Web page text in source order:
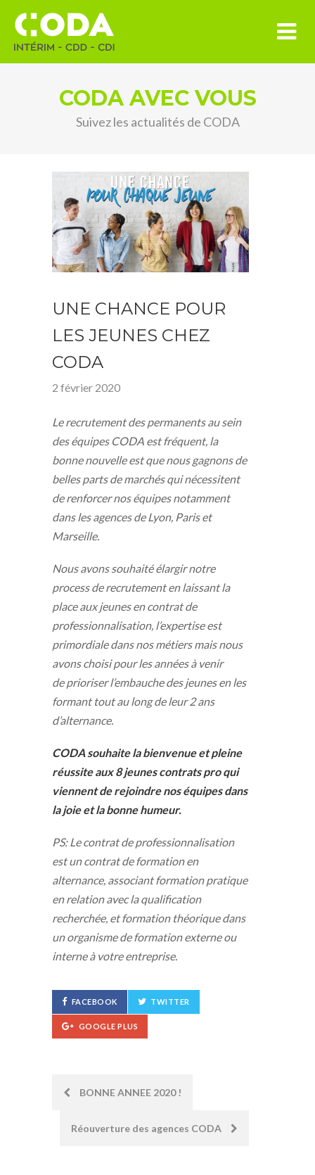
CODA AVEC VOUS
Suivez les actualités de CODA
UNE CHANCE POUR
LES JEUNES CHEZ
CODA
2 février 2020
Le recrutement des permanents au sein
des équipes CODA est fréquent, la
bonne nouvelle est que nous gagnons de
belles parts de marchés qui nécessitent
de renforcer nos équipes notamment
dans les agences de Lyon, Paris et
Marseille.
Nous avons souhaité élargir notre
process de recrutement en laissant la
place aux jeunes en contrat de
professionnalisation, l’expertise est
primordiale dans nos métiers mais nous
avons choisi pour les années à venir
de prioriser l’embauche des jeunes en les
formant tout au long de leur 2 ans
d’alternance.
CODA souhaite la bienvenue et pleine
réussite aux 8 jeunes contrats pro qui
viennent de rejoindre nos équipes dans
la joie et la bonne humeur.
PS: Le contrat de professionnalisation
est un contrat de formation en
alternance, associant formation pratique
en relation avec la qualification
recherchée, et formation théorique dans
un organisme de formation externe ou
interne à votre entreprise.
FACEBOOK TWITTER
GOOGLE PLUS
Post
navigation
BONNE ANNEE 2020 !
Réouverture des agences CODA